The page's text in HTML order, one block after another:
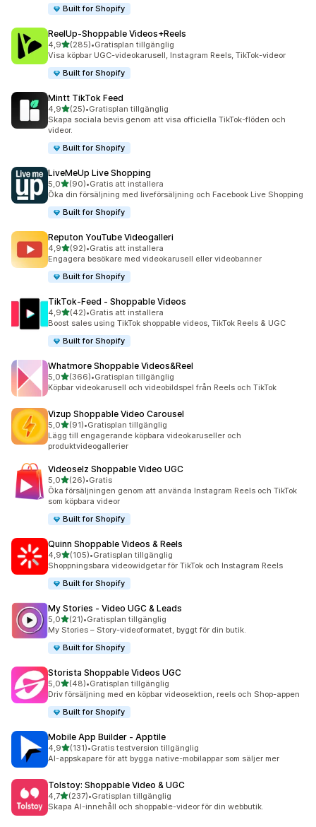
Built for Shopify
ReelUp‑Shoppable Videos+Reels
4,9av 5 stjärnor
(285)
285 recensioner totalt
•Gratisplan tillgänglig
Visa köpbar UGC-videokarusell, Instagram Reels, TikTok-videor
Built for Shopify
Mintt TikTok Feed
4,9av 5 stjärnor
(25)
25 recensioner totalt
•Gratisplan tillgänglig
Skapa sociala bevis genom att visa officiella TikTok-flöden och
videor.
Built for Shopify
LiveMeUp Live Shopping
5,0av 5 stjärnor
(90)
90 recensioner totalt
•Gratis att installera
Öka din försäljning med liveförsäljning och Facebook Live Shopping
Built for Shopify
Reputon YouTube Videogalleri
4,9av 5 stjärnor
(92)
92 recensioner totalt
•Gratis att installera
Engagera besökare med videokarusell eller videobanner
Built for Shopify
TikTok‑Feed ‑ Shoppable Videos
4,9av 5 stjärnor
(42)
42 recensioner totalt
•Gratis att installera
Boost sales using TikTok shoppable videos, TikTok Reels & UGC
Built for Shopify
Whatmore Shoppable Videos&Reel
5,0av 5 stjärnor
(366)
366 recensioner totalt
•Gratisplan tillgänglig
Köpbar videokarusell och videobildspel från Reels och TikTok
Vizup Shoppable Video Carousel
5,0av 5 stjärnor
(91)
91 recensioner totalt
•Gratisplan tillgänglig
Lägg till engagerande köpbara videokaruseller och
produktvideogallerier
Videoselz Shoppable Video UGC
5,0av 5 stjärnor
(26)
26 recensioner totalt
•Gratis
Öka försäljningen genom att använda Instagram Reels och TikTok
som köpbara videor
Built for Shopify
Quinn Shoppable Videos & Reels
4,9av 5 stjärnor
(105)
105 recensioner totalt
•Gratisplan tillgänglig
Shoppningsbara videowidgetar för TikTok och Instagram Reels
Built for Shopify
My Stories ‑ Video UGC & Leads
5,0av 5 stjärnor
(21)
21 recensioner totalt
•Gratisplan tillgänglig
My Stories – Story-videoformatet, byggt för din butik.
Built for Shopify
Storista Shoppable Videos UGC
5,0av 5 stjärnor
(48)
48 recensioner totalt
•Gratisplan tillgänglig
Driv försäljning med en köpbar videosektion, reels och Shop-appen
Built for Shopify
Mobile App Builder ‑ Apptile
4,9av 5 stjärnor
(131)
131 recensioner totalt
•Gratis testversion tillgänglig
AI-appskapare för att bygga native-mobilappar som säljer mer
Tolstoy: Shoppable Video & UGC
4,7av 5 stjärnor
(237)
237 recensioner totalt
•Gratisplan tillgänglig
Skapa AI-innehåll och shoppable-videor för din webbutik.